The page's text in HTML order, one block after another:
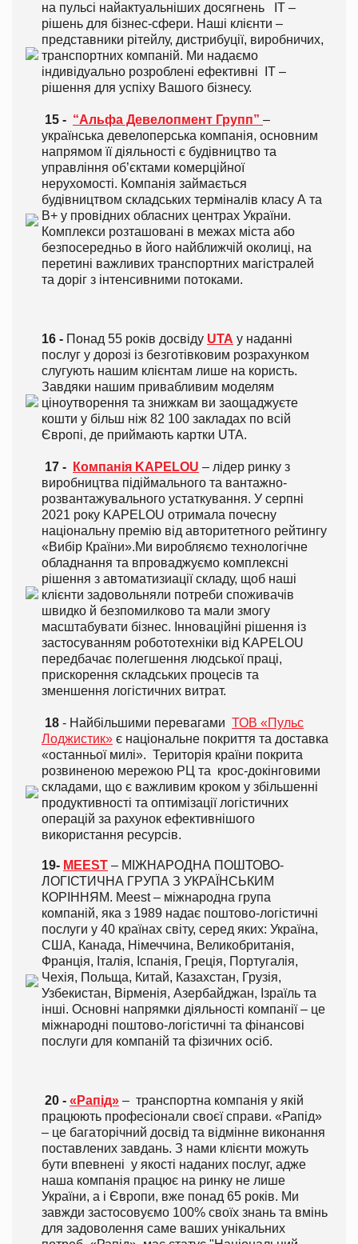
на пульсі найактуальніших досягнень IT –
рішень для бізнес-сфери. Наші клієнти –
представники рітейлу, дистрибуції, виробничих,
транспортних компаній. Ми надаємо
індивідуально розроблені ефективні IT –
рішення для успіху Вашого бізнесу.
15 - “Альфа Девелопмент Групп” –
українська девелоперська компанія, основним
напрямом її діяльності є будівництво та
управління об’єктами комерційної
нерухомості. Компанія займається
будівництвом складських терміналів класу А та
В+ у провідних обласних центрах України.
Комплекси розташовані в межах міста або
безпосередньо в його найближчій околиці, на
перетині важливих транспортних магістралей
та доріг з інтенсивними потоками.
16 - Понад 55 років досвіду UTA у наданні
послуг у дорозі із безготівковим розрахунком
слугують нашим клієнтам лише на користь.
Завдяки нашим привабливим моделям
ціноутворення та знижкам ви заощаджуєте
кошти у більш ніж 82 100 закладах по всій
Європі, де приймають картки UTA.
17 - Компанія KAPELOU – лідер ринку з
виробництва підіймального та вантажно-
розвантажувального устаткування. У серпні
2021 року KAPELOU отримала почесну
національну премію від авторитетного рейтингу
«Вибір Країни».Ми виробляємо технологічне
обладнання та впроваджуємо комплексні
рішення з автоматизиації складу, щоб наші
клієнти задовольняли потреби споживачів
швидко й безпомилково та мали змогу
масштабувати бізнес. Інноваційні рішення із
застосуванням робототехніки від KAPELOU
передбачає полегшення людської праці,
прискорення складських процесів та
зменшення логістичних витрат.
18 - Найбільшими перевагами ТОВ «Пульс
Лоджистик» є національне покриття та доставка
«останньої милі». Територія країни покрита
розвиненою мережою РЦ та крос-докінговими
складами, що є важливим кроком у збільшенні
продуктивності та оптимізації логістичних
операцій за рахунок ефективнішого
використання ресурсів.
19- MEEST – МІЖНАРОДНА ПОШТОВО-
ЛОГІСТИЧНА ГРУПА З УКРАЇНСЬКИМ
КОРІННЯМ. Meest – міжнародна група
компаній, яка з 1989 надає поштово-логістичні
послуги у 40 країнах світу, серед яких: Україна,
США, Канада, Німеччина, Великобританія,
Франція, Італія, Іспанія, Греція, Португалія,
Чехія, Польща, Китай, Казахстан, Грузія,
Узбекистан, Вірменія, Азербайджан, Ізраїль та
інші. Основні напрямки діяльності компанії – це
міжнародні поштово-логістичні та фінансові
послуги для компаній та фізичних осіб.
20 - «Рапід» – транспортна компанія у якій
працюють професіонали своєї справи. «Рапід»
– це багаторічний досвід та відмінне виконання
поставлених завдань. З нами клієнти можуть
бути впевнені у якості наданих послуг, адже
наша компанія працює на ринку не лише
України, а і Європи, вже понад 65 років. Ми
завжди застосовуємо 100% своїх знань та вмінь
для задоволення саме ваших унікальних